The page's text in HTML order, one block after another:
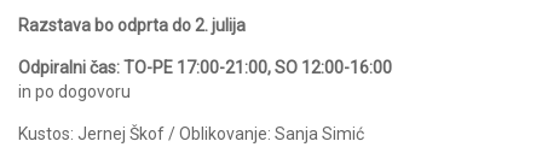
Razstava bo odprta do 2. julija
Odpiralni čas: TO-PE 17:00-21:00, SO 12:00-16:00
in po dogovoru
Kustos: Jernej Škof / Oblikovanje: Sanja Simić